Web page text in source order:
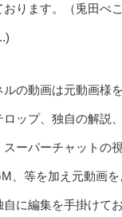
おります。（兎田ぺ
の動画は元動画様
ロップ、独自の解説
スーパーチャットの
、等を加え元動画
に編集を手掛けてお